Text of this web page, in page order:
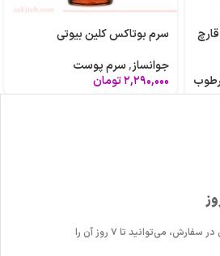
سرم بوتاکس کلین بیوتی
جوانساز,سرم پوست
۲,۲۹۰,۰۰۰تومان
در صورت وجود مشکل در سفارش، می‌توانید تا ۷ روز آن را